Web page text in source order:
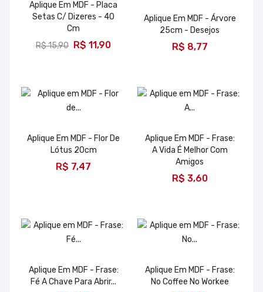
Aplique Em MDF - Placa
Setas C/ Dizeres - 40
Cm
R$ 15,90 R$ 11,90
Aplique Em MDF - Árvore
25cm - Desejos
R$ 8,77
Aplique Em MDF - Flor De
Lótus 20cm
R$ 7,47
Aplique Em MDF - Frase:
A Vida É Melhor Com
Amigos
R$ 3,60
Aplique Em MDF - Frase:
Fé A Chave Para Abrir...
Aplique Em MDF - Frase:
No Coffee No Workee